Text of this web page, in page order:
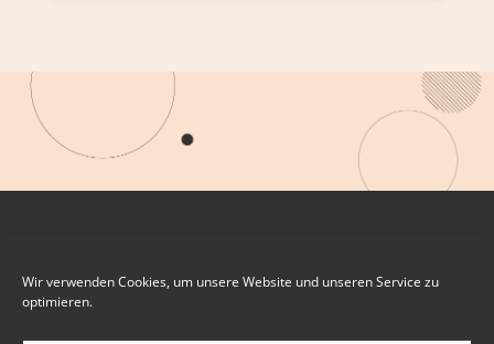
Wir verwenden Cookies, um unsere Website und unseren Service zu
optimieren.